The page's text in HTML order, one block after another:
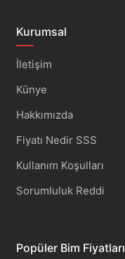
Kurumsal
İletişim
Künye
Hakkımızda
Fiyatı Nedir SSS
Kullanım Koşulları
Sorumluluk Reddi
Popüler Bim Fiyatları